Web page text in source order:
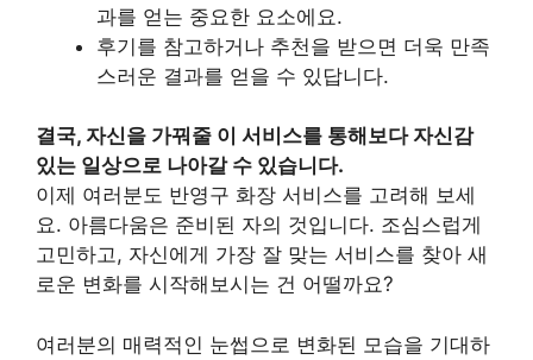
과를 얻는 중요한 요소에요.
후기를 참고하거나 추천을 받으면 더욱 만족
스러운 결과를 얻을 수 있답니다.
결국, 자신을 가꿔줄 이 서비스를 통해보다 자신감
있는 일상으로 나아갈 수 있습니다.
이제 여러분도 반영구 화장 서비스를 고려해 보세
요. 아름다움은 준비된 자의 것입니다. 조심스럽게
고민하고, 자신에게 가장 잘 맞는 서비스를 찾아 새
로운 변화를 시작해보시는 건 어떨까요?
여러분의 매력적인 눈썹으로 변화된 모습을 기대하